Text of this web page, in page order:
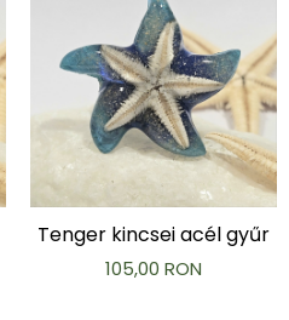
Tenger kincsei acél gyűr
105,00 RON